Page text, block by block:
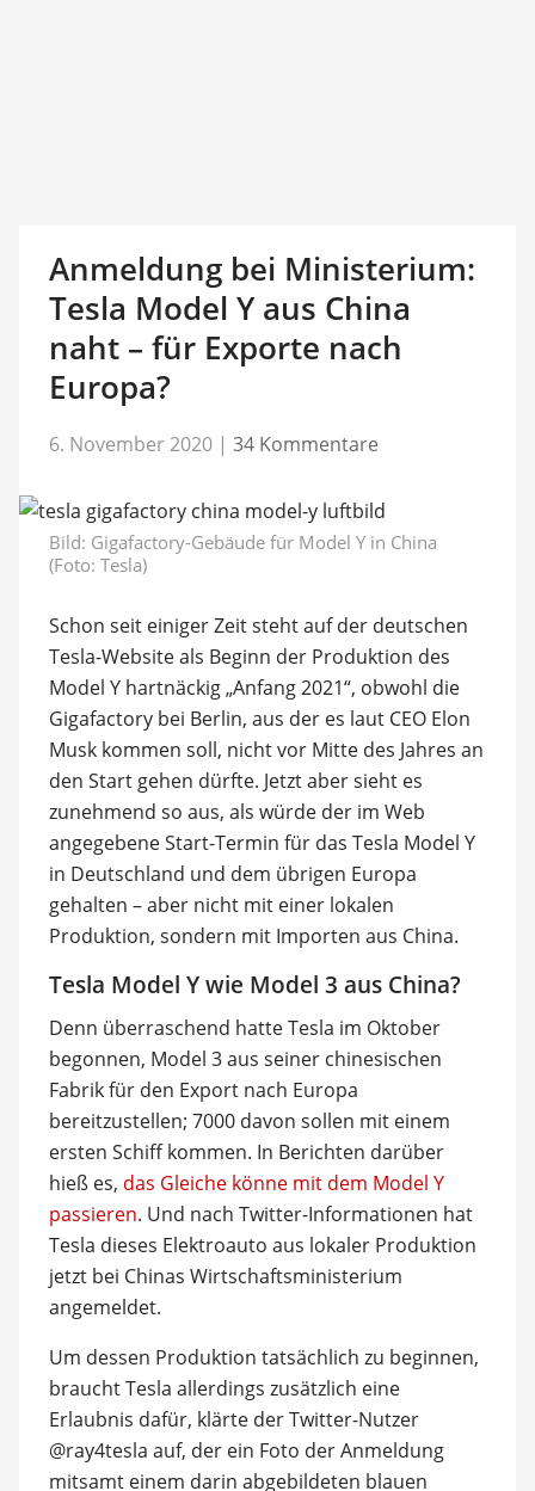
Anmeldung bei Ministerium:
Tesla Model Y aus China
naht – für Exporte nach
Europa?
6. November 2020 | 34 Kommentare
Bild: Gigafactory-Gebäude für Model Y in China
(Foto: Tesla)
Schon seit einiger Zeit steht auf der deutschen
Tesla-Website als Beginn der Produktion des
Model Y hartnäckig „Anfang 2021“, obwohl die
Gigafactory bei Berlin, aus der es laut CEO Elon
Musk kommen soll, nicht vor Mitte des Jahres an
den Start gehen dürfte. Jetzt aber sieht es
zunehmend so aus, als würde der im Web
angegebene Start-Termin für das Tesla Model Y
in Deutschland und dem übrigen Europa
gehalten – aber nicht mit einer lokalen
Produktion, sondern mit Importen aus China.
Tesla Model Y wie Model 3 aus China?
Denn überraschend hatte Tesla im Oktober
begonnen, Model 3 aus seiner chinesischen
Fabrik für den Export nach Europa
bereitzustellen; 7000 davon sollen mit einem
ersten Schiff kommen. In Berichten darüber
hieß es, das Gleiche könne mit dem Model Y
passieren. Und nach Twitter-Informationen hat
Tesla dieses Elektroauto aus lokaler Produktion
jetzt bei Chinas Wirtschaftsministerium
angemeldet.
Um dessen Produktion tatsächlich zu beginnen,
braucht Tesla allerdings zusätzlich eine
Erlaubnis dafür, klärte der Twitter-Nutzer
@ray4tesla auf, der ein Foto der Anmeldung
mitsamt einem darin abgebildeten blauen